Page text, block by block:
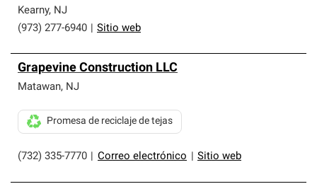
Kearny, NJ
(973) 277-6940
Sitio web
Grapevine Construction LLC
Matawan, NJ
(732) 335-7770 Correo electrónico Sitio web
Promesa de reciclaje de tejas